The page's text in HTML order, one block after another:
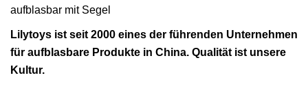
aufblasbar mit Segel
Lilytoys ist seit 2000 eines der führenden Unternehmen
für aufblasbare Produkte in China. Qualität ist unsere
Kultur.